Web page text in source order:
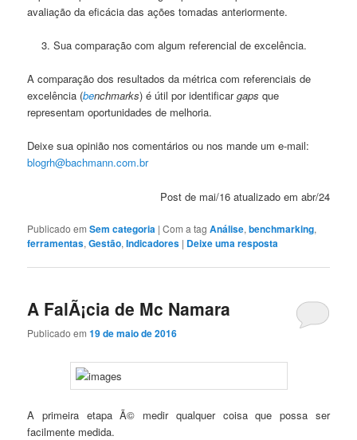
avaliação da eficácia das ações tomadas anteriormente.
Sua comparação com algum referencial de excelência.
A comparação dos resultados da métrica com referenciais de
excelência (benchmarks) é útil por identificargaps que
representam oportunidades de melhoria.
Deixe sua opinião nos comentários ou nos mande um e-mail:
blogrh@bachmann.com.br
Post de mai/16 atualizado em abr/24
Publicado em Sem categoria |Com a tagAnálise,benchmarking,
ferramentas,Gestão,Indicadores | Deixe uma resposta
A FalÃ¡cia de Mc Namara
Publicado em19 de maio de 2016
A primeira etapa Ã© medir qualquer coisa que possa ser
facilmente medida.